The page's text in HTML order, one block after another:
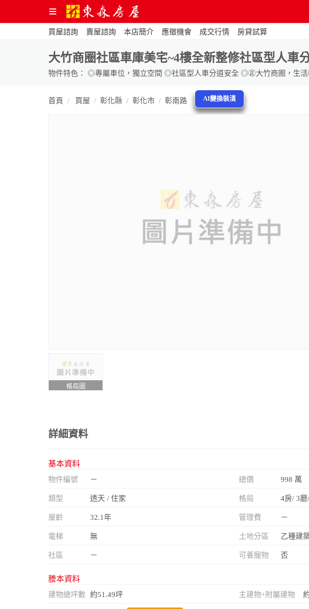
買屋諮詢 賣屋諮詢 本店簡介 應徵機會 成交行情 房貸試算
大竹商圈社區車庫美宅~4樓全新整修社區型人車
首頁 買屋 彰化縣 彰化市 彰南路 AI變換裝潢
格局圖
詳細資料
基本資料
物件編號 － 總價 998 萬
類型 透天 / 住家 格局 4房/ 3
屋齡 32.1年 管理費 －
電梯 無 土地分區 乙種建
社區 － 可養寵物 否
謄本資料
建物總坪數 約51.49坪 主建物+附屬建物